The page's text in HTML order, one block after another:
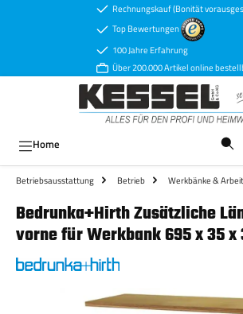
Zum Hauptinhalt springenRechnungskauf (Bonität
Top Bewertungen
100 Jahre Erfahrung
Über 200.000 Artikel online
Home
Betriebsausstattung Betrieb Werkbänke &
Bedrunka+Hirth Zusätzliche
vorne für Werkbank 695 x 35 x
Bildergalerie überspringen